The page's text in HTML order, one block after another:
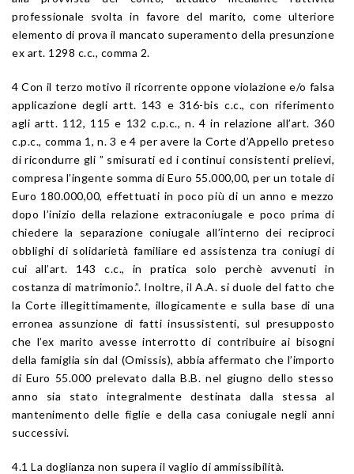
professionale svolta in favore del marito, come ulteriore
elemento di prova il mancato superamento della presunzione
ex art. 1298 c.c., comma 2.
4 Con il terzo motivo il ricorrente oppone violazione e/o falsa
applicazione degli artt. 143 e 316-bis c.c., con riferimento
agli artt. 112, 115 e 132 c.p.c., n. 4 in relazione all’art. 360
c.p.c., comma 1, n. 3 e 4 per avere la Corte d’Appello preteso
di ricondurre gli ” smisurati ed i continui consistenti prelievi,
compresa l’ingente somma di Euro 55.000,00, per un totale di
Euro 180.000,00, effettuati in poco più di un anno e mezzo
dopo l’inizio della relazione extraconiugale e poco prima di
chiedere la separazione coniugale all’interno dei reciproci
obblighi di solidarietà familiare ed assistenza tra coniugi di
cui all’art. 143 c.c., in pratica solo perchè avvenuti in
costanza di matrimonio.”. Inoltre, il A.A. si duole del fatto che
la Corte illegittimamente, illogicamente e sulla base di una
erronea assunzione di fatti insussistenti, sul presupposto
che l’ex marito avesse interrotto di contribuire ai bisogni
della famiglia sin dal (Omissis), abbia affermato che l’importo
di Euro 55.000 prelevato dalla B.B. nel giugno dello stesso
anno sia stato integralmente destinata dalla stessa al
mantenimento delle figlie e della casa coniugale negli anni
successivi.
4.1 La doglianza non supera il vaglio di ammissibilità.